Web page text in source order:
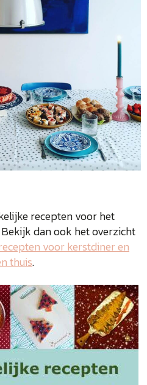
recepten voor het
dan ook het overzicht
voor kerstdiner en
thuis.